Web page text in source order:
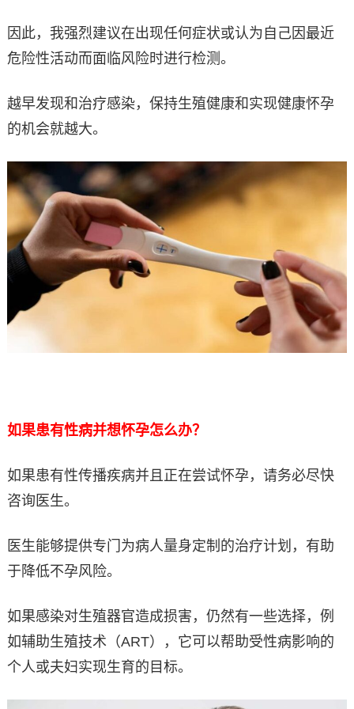
因此，我强烈建议在出现任何症状或认为自己因最近
危险性活动而面临风险时进行检测。
越早发现和治疗感染，保持生殖健康和实现健康怀孕
的机会就越大。
如果患有性病并想怀孕怎么办？
如果患有性传播疾病并且正在尝试怀孕，请务必尽快
咨询医生。
医生能够提供专门为病人量身定制的治疗计划，有助
于降低不孕风险。
如果感染对生殖器官造成损害，仍然有一些选择，例
如辅助生殖技术（ART），它可以帮助受性病影响的
个人或夫妇实现生育的目标。